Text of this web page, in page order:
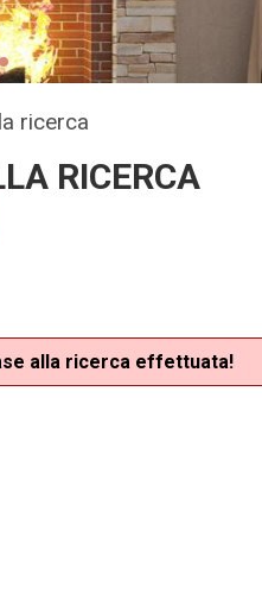
ricerca
RICERCA
alla ricerca effettuata!